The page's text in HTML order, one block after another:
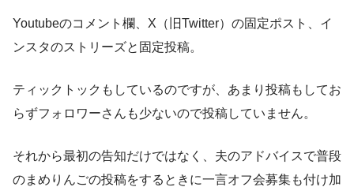
Youtubeのコメント欄、X（旧Twitter）の固定ポスト、イ
ンスタのストリーズと固定投稿。
ティックトックもしているのですが、あまり投稿もしてお
らずフォロワーさんも少ないので投稿していません。
それから最初の告知だけではなく、夫のアドバイスで普段
のまめりんごの投稿をするときに一言オフ会募集も付け加